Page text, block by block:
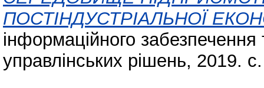
ПОСТІНДУСТРІАЛЬНОЇ
інформаційного забезпечення
управлінських рішень, 2019.